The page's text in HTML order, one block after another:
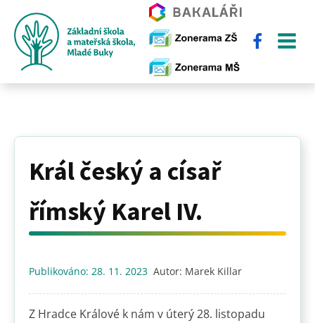
Král český a císař
římský Karel IV.
Publikováno: 28. 11. 2023 Autor: Marek Killar
Z Hradce Králové k nám v úterý 28. listopadu